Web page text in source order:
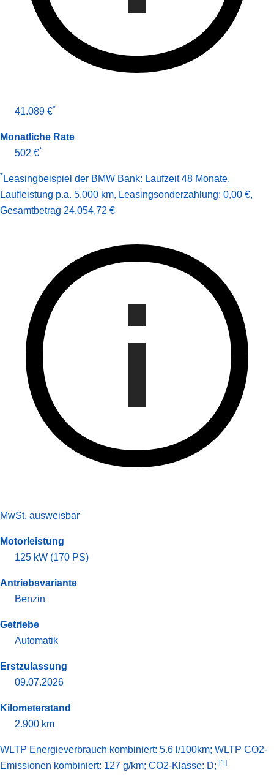
41.089 €*
Monatliche Rate
502 €*
* Leasingbeispiel der BMW Bank: Laufzeit 48 Monate,
Laufleistung p.a. 5.000 km, Leasingsonderzahlung: 0,00 €,
Gesamt­betrag 24.054,72 €
MwSt. ausweisbar
Motorleistung
125 kW (170 PS)
Antriebsvariante
Benzin
Getriebe
Automatik
Erstzulassung
09.07.2026
Kilometerstand
2.900 km
WLTP Energieverbrauch kombiniert: 5.6 l/100km; WLTP CO2-
Emissionen kombiniert: 127 g/km; CO2-Klasse: D; [1]